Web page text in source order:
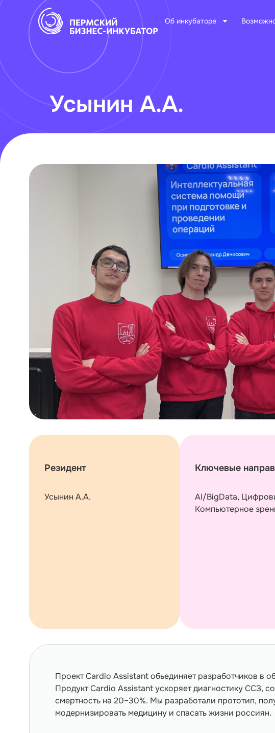
Об инкубаторе
Усынин А.А.
Резидент
Усынин А.А.
Ключевые
AI/BigData,
Компьютерное
Проект Сardio Assistant обьединяет разработчиков в
Продукт Cardio Assistant ускоряет диагностику ССЗ,
смертность на 20–30%. Мы разработали прототип,
модернизировать медицину и спасать жизни россиян.